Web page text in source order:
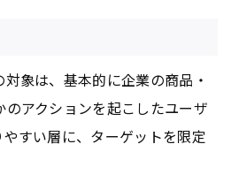
対象は、基本的に企業の商品・
アクションを起こしたユーザ
すい層に、ターゲットを限定